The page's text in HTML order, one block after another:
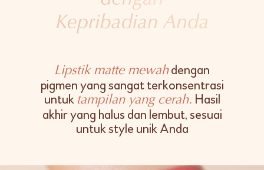
Lipstik matte mewahdengan
pigmen yang sangat terkonsentrasi
untuk tampilan yang cerah. Hasil
akhir yang halus dan lembut, sesuai
untuk style unik Anda